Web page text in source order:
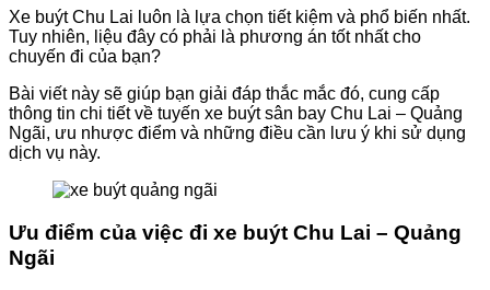
Xe buýt Chu Lai luôn là lựa chọn tiết kiệm và phổ biến nhất.
Tuy nhiên, liệu đây có phải là phương án tốt nhất cho
chuyến đi của bạn?
Bài viết này sẽ giúp bạn giải đáp thắc mắc đó, cung cấp
thông tin chi tiết về tuyến xe buýt sân bay Chu Lai – Quảng
Ngãi, ưu nhược điểm và những điều cần lưu ý khi sử dụng
dịch vụ này.
Ưu điểm của việc đi xe buýt Chu Lai – Quảng
Ngãi